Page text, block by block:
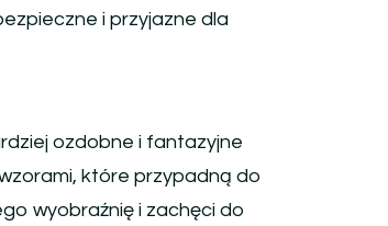
i przyjazne dla
ozdobne i fantazyjne
które przypadną do
wyobraźnię i zachęci do